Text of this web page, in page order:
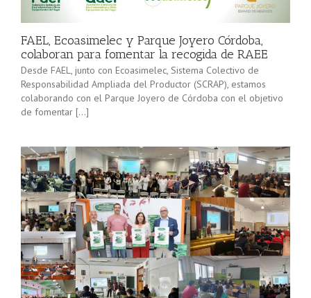
minorista”
(convocatoria
2025), pone
en marcha a
Sevilla junto
[…]
FAEL, Ecoasimelec y Parque Joyero Córdoba,
colaboran para fomentar la recogida de RAEE
Desde FAEL, junto con Ecoasimelec, Sistema Colectivo de
Responsabilidad Ampliada del Productor (SCRAP), estamos
colaborando con el Parque Joyero de Córdoba con el objetivo
de fomentar […]